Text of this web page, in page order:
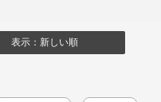
表示：新しい順